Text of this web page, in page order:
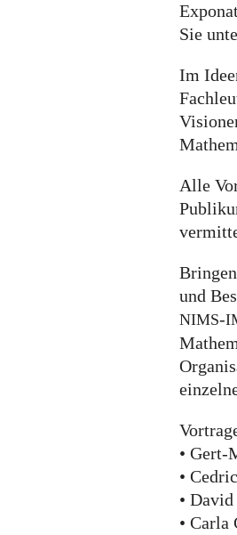
Sie
Im
Alle
und
NIMS-
• Gert-
•
•
• Carla